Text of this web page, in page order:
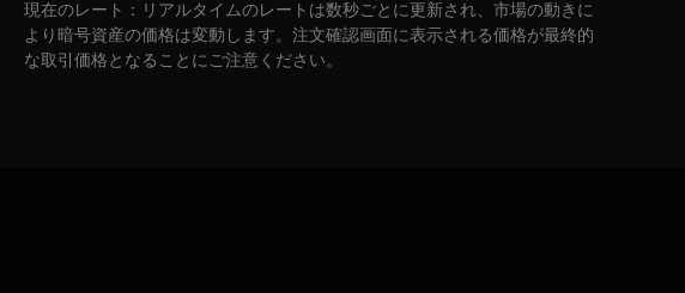
現在のレート：リアルタイムのレートは数秒ごとに更新され、市場の動きに
より暗号資産の価格は変動します。注文確認画面に表示される価格が最終的
な取引価格となることにご注意ください。